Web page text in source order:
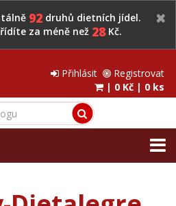
92 druhů dietních jídel.
za méně než 28Kč.
Přihlásit
Registrovat
| 0 Kč | 0 ks